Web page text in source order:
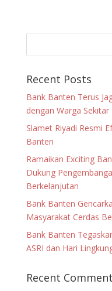
Recent Posts
Bank Banten Terus
dengan Warga Sekitar
Slamet Riyadi Resmi
Banten
Ramaikan Exciting
Dukung
Berkelanjutan
Bank Banten
Masyarakat Cerdas
Bank Banten
ASRI dan Hari
Recent